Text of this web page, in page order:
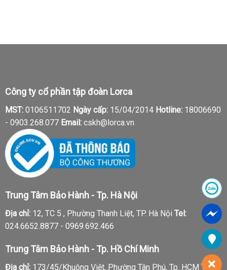
Công ty cổ phần tập đoàn Lorca
MST:0106511702 Ngày cấp:15/04/2014 Hotline:18006690
- 0903.268.077 Email:cskh@lorca.vn
Trung Tâm Bảo Hành - Tp. Hà Nội
Địa chỉ:12, TC 5 , Phường Thanh Liệt, TP. Hà Nội Tel:
024.6652.8877 - 0969.692.466
Trung Tâm Bảo Hành - Tp. Hồ Chí Minh
Địa chỉ:173/45/Khuông Việt, Phường Tân Phú, Tp. HCM Tel: